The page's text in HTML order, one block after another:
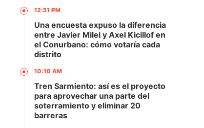
12:51 PM
Una encuesta expuso la diferencia
entre Javier Milei y Axel Kicillof en
el Conurbano: cómo votaría cada
distrito
10:10 AM
Tren Sarmiento: así es el proyecto
para aprovechar una parte del
soterramiento y eliminar 20
barreras